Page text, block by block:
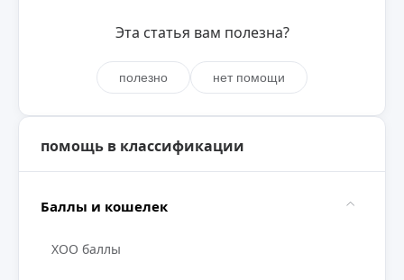
помощь в классификации
Баллы и кошелек
XOO баллы
Эта статья вам полезна?
полезно нет помощи